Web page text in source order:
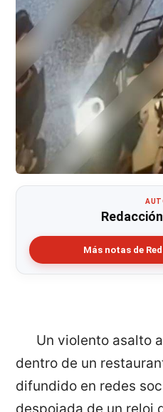
Más notas de
Un violento asalto
dentro de un
difundido en redes